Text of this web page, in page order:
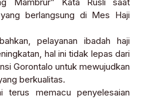
Mambrur” Kata Rusli saat
berlangsung di Mes Haji
pelayanan ibadah haji
hal ini tidak lepas dari
Gorontalo untuk mewujudkan
berkualitas.
terus memacu penyelesaian